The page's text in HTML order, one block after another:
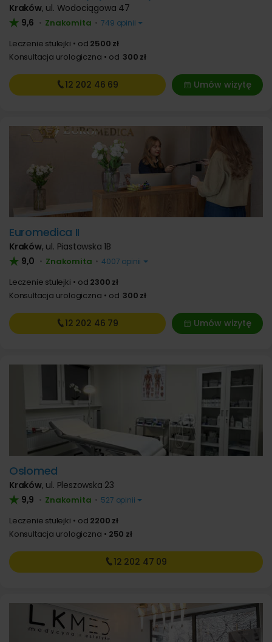
Kraków, ul. Wodociągowa 47
9,6 • Znakomita • 749 opinii
Leczenie stulejki od 2500 zł
Konsultacja urologiczna
od 300 zł
Umów wizytę
12 202 46 69
Euromedica II
Kraków, ul. Piastowska 1B
9,0 • Znakomita • 4007 opinii
Leczenie stulejki od 2300 zł
Konsultacja urologiczna
od 300 zł
Umów wizytę
12 202 46 79
Oslomed
Kraków, ul. Pleszowska 23
9,9 • Znakomita • 527 opinii
Leczenie stulejki od 2200 zł
Konsultacja urologiczna
250 zł
12 202 47 09